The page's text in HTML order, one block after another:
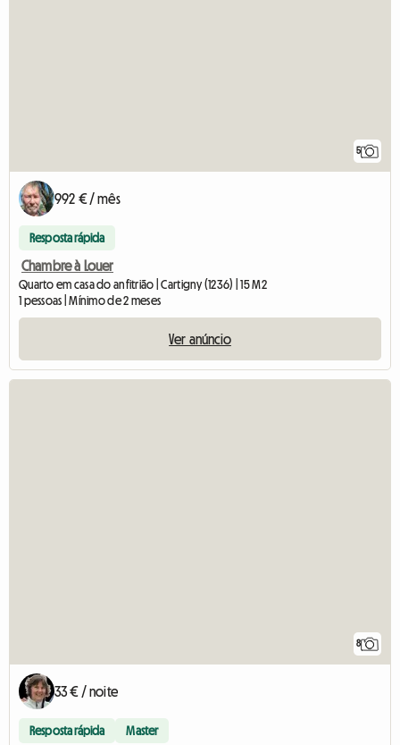
5
992 € / mês
Resposta rápida
Chambre à Louer
Quarto em casa do anfitrião | Cartigny (1236) | 15 M2
1 pessoas | Mínimo de 2 meses
Ver anúncio
8
33 € / noite
Resposta rápida Master